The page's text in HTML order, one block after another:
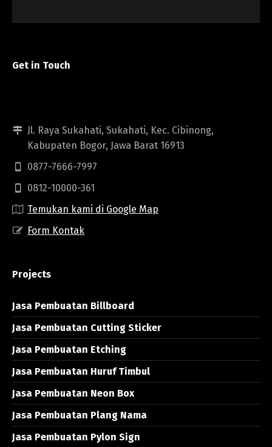
Get in Touch
Jl. Raya Sukahati, Sukahati, Kec. Cibinong,
Kabupaten Bogor, Jawa Barat 16913
0877-7666-7997
0812-10000-361
Temukan kami di Google Map
Form Kontak
Projects
Jasa Pembuatan Billboard
Jasa Pembuatan Cutting Sticker
Jasa Pembuatan Etching
Jasa Pembuatan Huruf Timbul
Jasa Pembuatan Neon Box
Jasa Pembuatan Plang Nama
Jasa Pembuatan Pylon Sign